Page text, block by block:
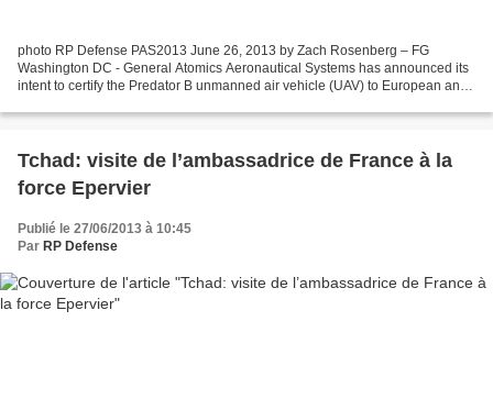
photo RP Defense PAS2013 June 26, 2013 by Zach Rosenberg – FG
Washington DC - General Atomics Aeronautical Systems has announced its
intent to certify the Predator B unmanned air vehicle (UAV) to European and
Tchad: visite de l’ambassadrice de France à la
force Epervier
Publié le 27/06/2013 à 10:45
Par RP Defense